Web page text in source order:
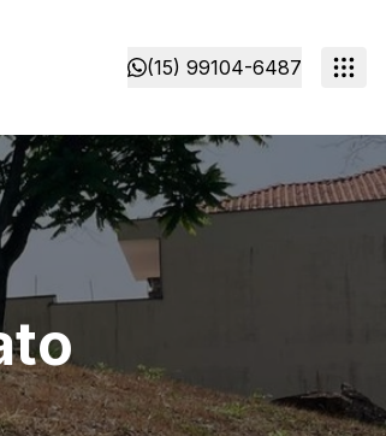
(15) 99104-6487